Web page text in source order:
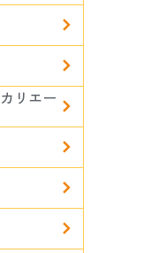
リエー